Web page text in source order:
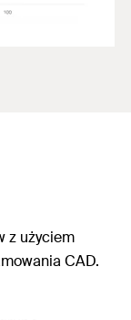
z użyciem
CAD.